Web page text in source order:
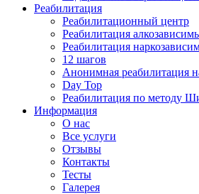
Реабилитация
Реабилитационный центр
Реабилитация
Реабилитация
12 шагов
Анонимная реабилитация
Day Top
Реабилитация по методу
Информация
О нас
Все услуги
Отзывы
Контакты
Тесты
Галерея